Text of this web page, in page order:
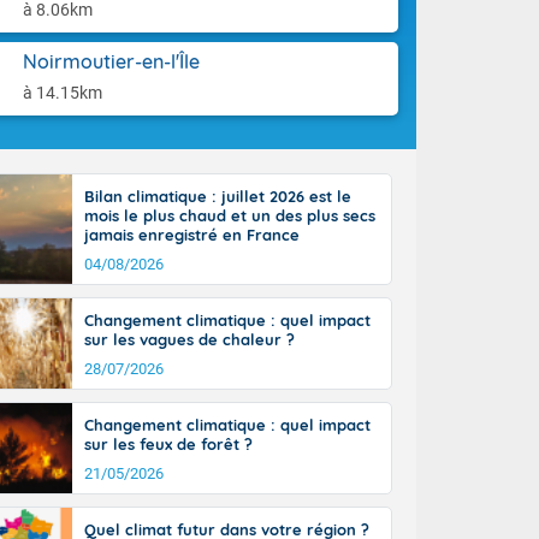
à 8.06km
Noirmoutier-en-l'Île
à 14.15km
l'après-
général, 14
il fait
30 à 35
Bilan climatique : juillet 2026 est le
mois le plus chaud et un des plus secs
jamais enregistré en France
04/08/2026
Changement climatique : quel impact
sur les vagues de chaleur ?
28/07/2026
Changement climatique : quel impact
sur les feux de forêt ?
21/05/2026
Quel climat futur dans votre région ?